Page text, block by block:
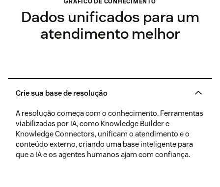
Dados unificados para um
atendimento melhor
Crie sua base de resolução
A resolução começa com o conhecimento. Ferramentas
viabilizadas por IA, como Knowledge Builder e
Knowledge Connectors, unificam o atendimento e o
conteúdo externo, criando uma base inteligente para
que a IA e os agentes humanos ajam com confiança.